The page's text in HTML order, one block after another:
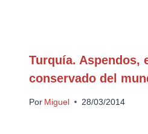
Turquía. Aspendos,
conservado del
Por Miguel 28/03/2014